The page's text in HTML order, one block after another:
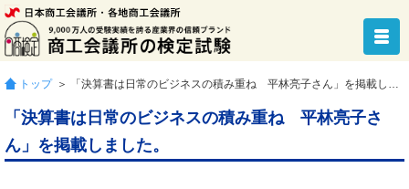
トップ ＞ 「決算書は日常のビジネスの積み重ね 平林亮子さん」を掲載しました。
「決算書は日常のビジネスの積み重ね 平林亮子さ
ん」を掲載しました。